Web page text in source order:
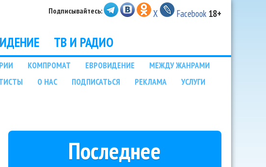
Подписывайтесь: X Facebook 18+
ТВ И РАДИО
КОМПРОМАТ ЕВРОВИДЕНИЕ
МЕЖДУ ЖАНРАМИ
О НАС ПОДПИСАТЬСЯ РЕКЛАМА
УСЛУГИ
Последнее